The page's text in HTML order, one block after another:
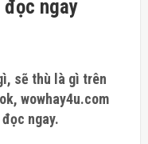
ngay
sẽ thù là gì trên
wowhay4u.com
ngay.